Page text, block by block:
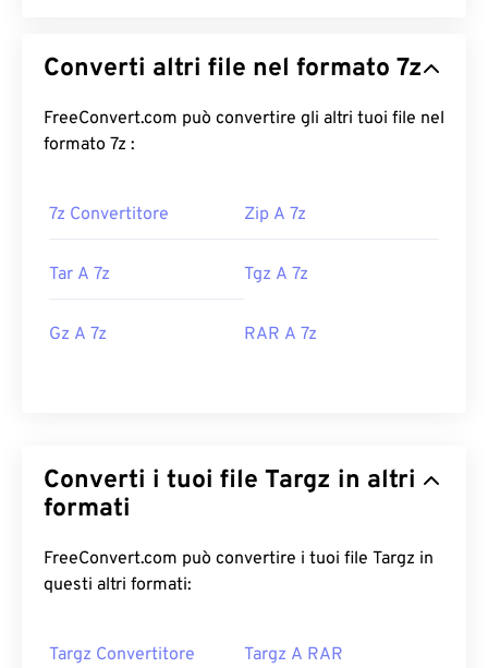
Converti altri file nel formato 7z
FreeConvert.com può convertire gli altri tuoi file nel
formato 7z :
7z Convertitore Zip A 7z
Tar A 7z Tgz A 7z
Gz A 7z RAR A 7z
Converti i tuoi file Targz in altri
formati
FreeConvert.com può convertire i tuoi file Targz in
questi altri formati:
Targz Convertitore Targz A RAR